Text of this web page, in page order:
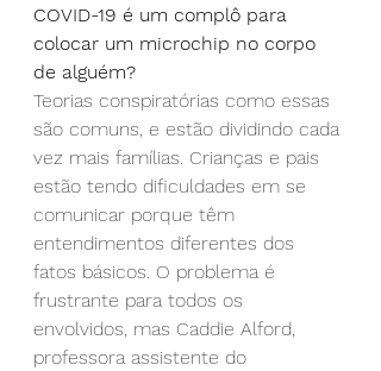
COVID-19 é um complô para
colocar um microchip no corpo
de alguém?
Teorias conspiratórias como essas
são comuns, e estão dividindo cada
vez mais famílias. Crianças e pais
estão tendo dificuldades em se
comunicar porque têm
entendimentos diferentes dos
fatos básicos. O problema é
frustrante para todos os
envolvidos, mas Caddie Alford,
professora assistente do